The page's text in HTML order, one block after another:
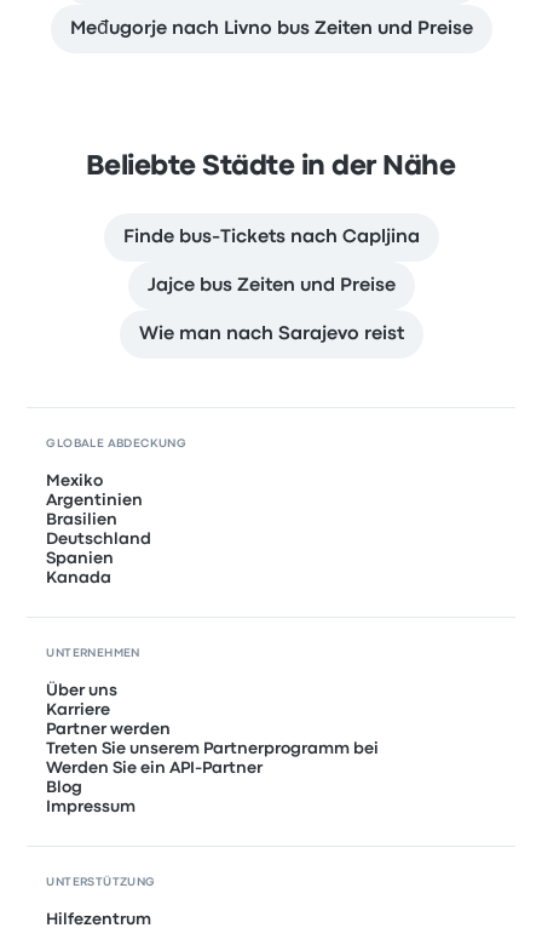
Međugorje nach Livno bus Zeiten und Preise
Beliebte Städte in der Nähe
Finde bus-Tickets nach Capljina
Jajce bus Zeiten und Preise
Wie man nach Sarajevo reist
GLOBALE ABDECKUNG
Mexiko
Argentinien
Brasilien
Deutschland
Spanien
Kanada
UNTERNEHMEN
Über uns
Karriere
Partner werden
Treten Sie unserem Partnerprogramm bei
Werden Sie ein API-Partner
Blog
Impressum
UNTERSTÜTZUNG
Hilfezentrum